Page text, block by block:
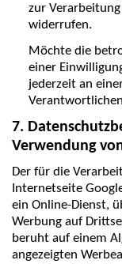
zur
widerrufen.
Möchte die
einer
jederzeit an
7.
Verwendung
Der für die
Internetseite
ein Online-Dienst,
Werbung auf
beruht auf einem
angezeigten